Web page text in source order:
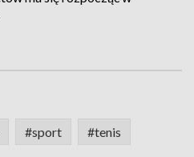
#sport #tenis